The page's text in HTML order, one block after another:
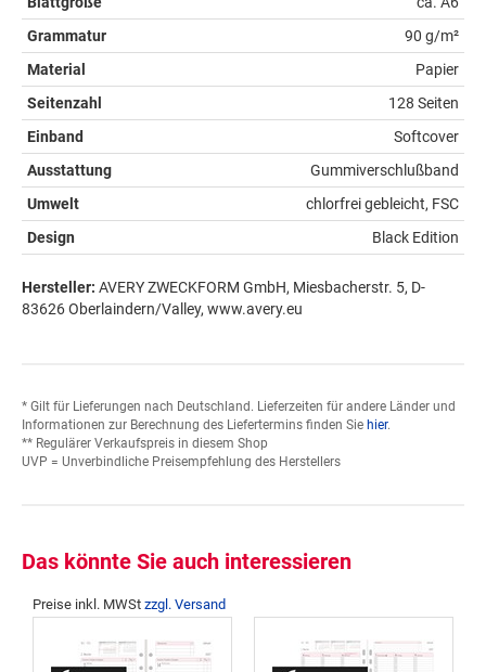
Grammatur
90 g/m²
Material
Papier
Seitenzahl
128 Seiten
Einband
Softcover
Ausstattung
Gummiverschlußband
Umwelt
chlorfrei gebleicht, FSC
Design
Black Edition
Hersteller: AVERY ZWECKFORM GmbH, Miesbacherstr. 5, D-
83626 Oberlaindern/Valley, www.avery.eu
* Gilt für Lieferungen nach Deutschland. Lieferzeiten für andere Länder und
Informationen zur Berechnung des Liefertermins finden Sie hier.
** Regulärer Verkaufspreis in diesem Shop
UVP = Unverbindliche Preisempfehlung des Herstellers
Das könnte Sie auch interessieren
Preise inkl. MWSt zzgl. Versand